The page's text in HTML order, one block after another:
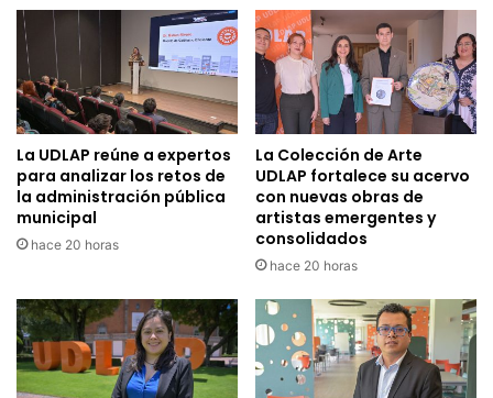
La UDLAP reúne a expertos
para analizar los retos de
la administración pública
municipal
hace 20 horas
La Colección de Arte
UDLAP fortalece su acervo
con nuevas obras de
artistas emergentes y
consolidados
hace 20 horas